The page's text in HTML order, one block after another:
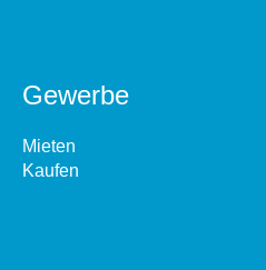
Gewerbe
Mieten
Kaufen